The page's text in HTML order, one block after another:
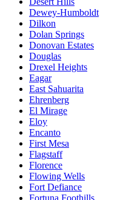
Dewey-Humboldt
Dilkon
Dolan Springs
Donovan Estates
Douglas
Drexel Heights
Eagar
East Sahuarita
Ehrenberg
El Mirage
Eloy
Encanto
First Mesa
Flagstaff
Florence
Flowing Wells
Fort Defiance
Fortuna Foothills